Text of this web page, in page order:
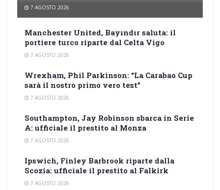
7 AGOSTO 2026
Manchester United, Bayındır saluta: il
portiere turco riparte dal Celta Vigo
7 AGOSTO 2026
Wrexham, Phil Parkinson: “La Carabao Cup
sarà il nostro primo vero test”
7 AGOSTO 2026
Southampton, Jay Robinson sbarca in Serie
A: ufficiale il prestito al Monza
7 AGOSTO 2026
Ipswich, Finley Barbrook riparte dalla
Scozia: ufficiale il prestito al Falkirk
7 AGOSTO 2026